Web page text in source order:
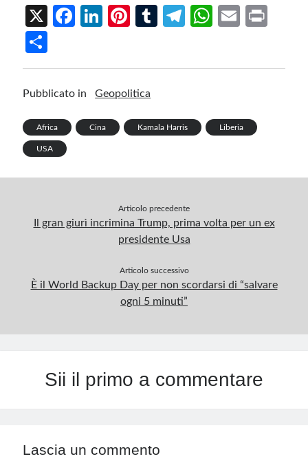
X
Fa
o
k
Li
n
Pi
t
T
Te
W
p
E
h
ar
Pubblicato in Geopolitica
Africa Cina Kamala Harris Liberia
USA
Articolo precedente
Il gran giurì incrimina Trump, prima volta per un ex
presidente Usa
Articolo successivo
È il World Backup Day per non scordarsi di “salvare
ogni 5 minuti”
Sii il primo a commentare
Lascia un commento